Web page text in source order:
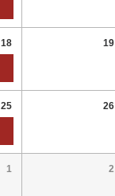
18 19
25 26
1 2